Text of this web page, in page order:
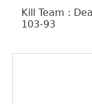
Kill Team :
103-93